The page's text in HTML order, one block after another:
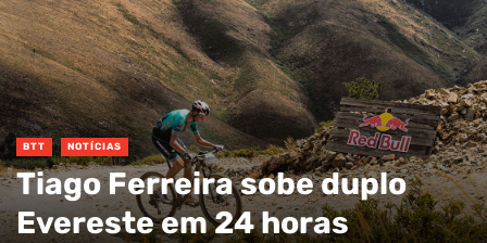
BTT NOTÍCIAS
Tiago Ferreira sobe duplo
Evereste em 24 horas